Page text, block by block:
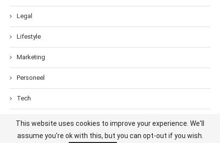
Legal
Lifestyle
Marketing
Personeel
Tech
This website uses cookies to improve your experience. We'll
assume you're ok with this, but you can opt-out if you wish.